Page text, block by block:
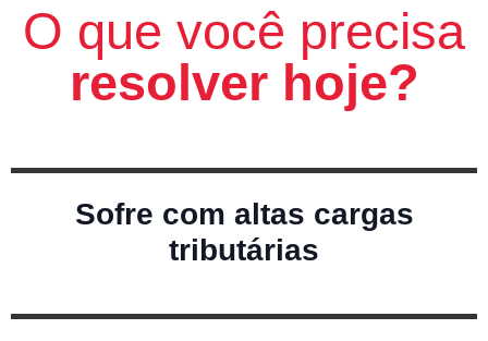
O que você precisa
resolver hoje?
Sofre com altas cargas
tributárias